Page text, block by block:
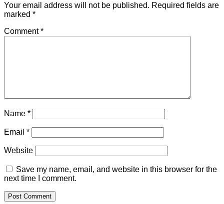
Your email address will not be published. Required fields are
marked *
Comment*
Name *
Email *
Website
Save my name, email, and website in this browser for the
next time I comment.